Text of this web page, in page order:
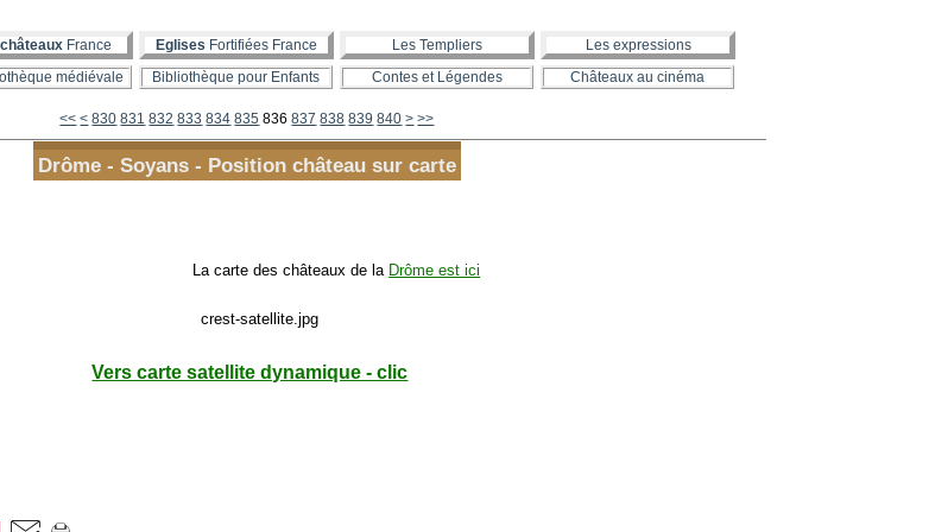
châteauxFrance Eglises Fortifiées France Les Templiers
Les expressions
médiévale Bibliothèque pour Enfants Contes et Légendes Châteaux au cinéma
<< < 800
810
820
830 831 832 833 834 835 836 837 838 839 840 850
860
870
880
890
900
1000
1100
1200
1300
> >>
Drôme - Soyans - Position château sur carte
La carte des châteaux de la Drôme est ici
Vers carte satellite dynamique - clic